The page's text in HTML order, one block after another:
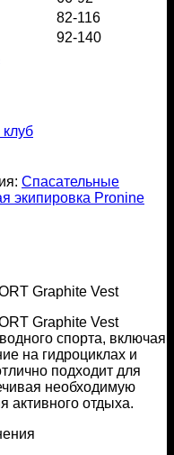
82-116
92-140
Спасательные
экипировка Pronine
Graphite Vest
Graphite Vest
спорта, включая
на гидроциклах и
подходит для
необходимую
активного отдыха.